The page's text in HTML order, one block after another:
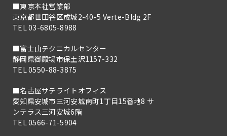
■東京本社営業部
東京都世田谷区成城2-40-5 Verte-Bldg 2F
TEL 03-6805-8988
■富士山テクニカルセンター
静岡県御殿場市保土沢1157-332
TEL 0550-88-3875
■名古屋サテライトオフィス
愛知県安城市三河安城南町1丁目15番地8 サ
ンテラス三河安城6階
TEL 0566-71-5904